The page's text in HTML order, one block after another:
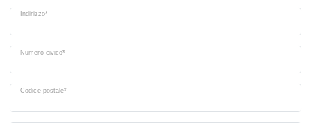
Indirizzo*
Numero civico*
Codice postale*